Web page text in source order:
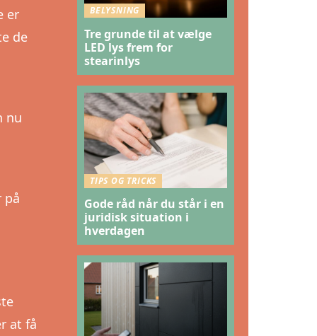
er
de
nu
på
at få
BELYSNING
Tre grunde til at vælge
LED lys frem for
stearinlys
TIPS OG TRICKS
Gode råd når du står i en
juridisk situation i
hverdagen